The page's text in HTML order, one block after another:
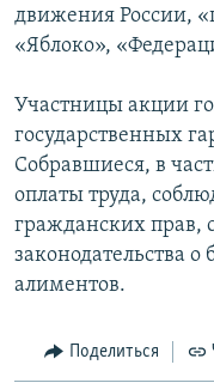
СОЦИАЛЬНЫЕ СЕТИ
Все сайты РСЕ/РС
движения России,
«Яблоко»,
Участницы акции
государственных
Собравшиеся, в
оплаты труда,
гражданских прав,
законодательства
алиментов.
Поделиться